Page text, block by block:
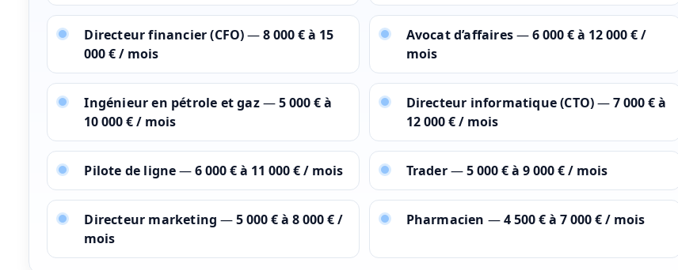
Directeur financier (CFO)—8 000 € à 15
000 € / mois
Avocat d’affaires—6 000 € à 12 000 € /
mois
Ingénieur en pétrole et gaz—5 000 € à
10 000 € / mois
Directeur informatique (CTO)—7 000 € à
12 000 € / mois
Pilote de ligne—6 000 € à 11 000 € / mois Trader—5 000 € à 9 000 € / mois
Directeur marketing —5 000 € à 8 000 € /
mois
Pharmacien —4 500 € à 7 000 € / mois